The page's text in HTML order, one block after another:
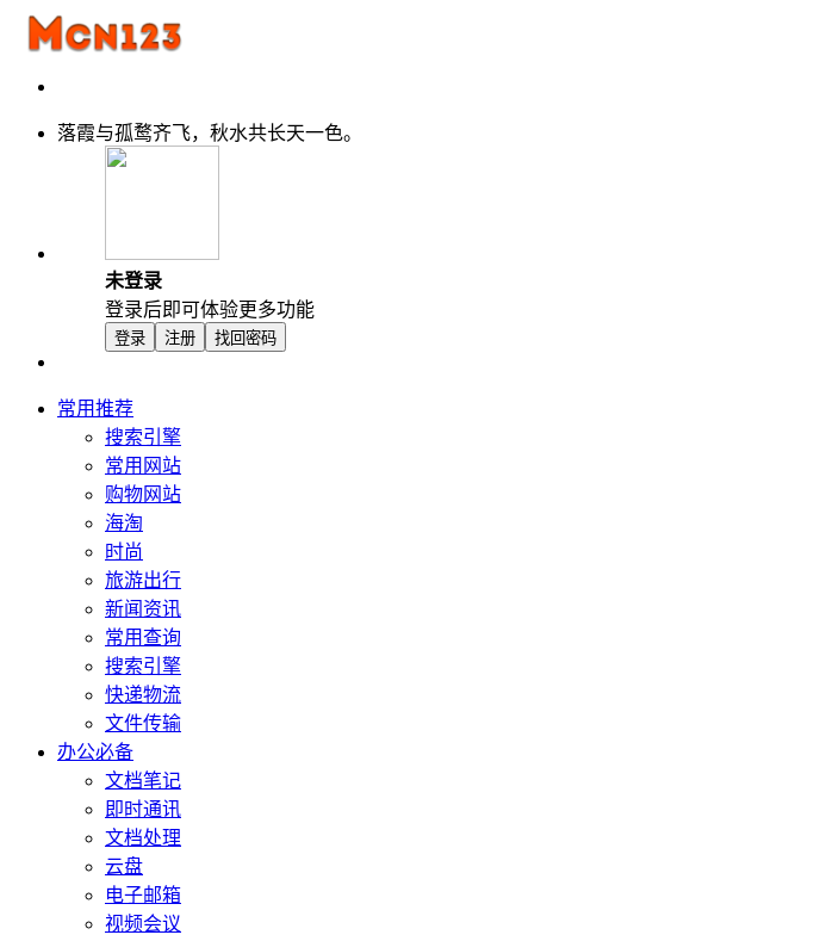
落霞与孤鹜齐飞，秋水共长天一色。
未登录
登录后即可体验更多功能
登录 注册 找回密码
常用推荐
搜索引擎
常用网站
购物网站
海淘
时尚
旅游出行
新闻资讯
常用查询
搜索引擎
快递物流
文件传输
办公必备
文档笔记
即时通讯
文档处理
云盘
电子邮箱
视频会议